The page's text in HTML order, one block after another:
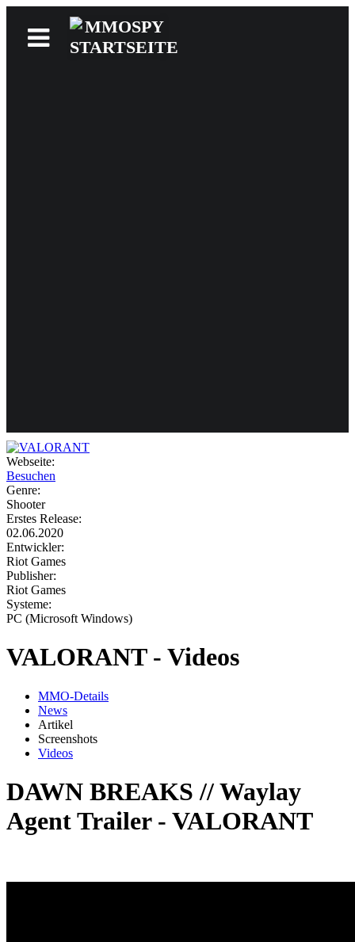
Webseite:
Besuchen
Genre:
Shooter
Erstes Release:
02.06.2020
Entwickler:
Riot Games
Publisher:
Riot Games
Systeme:
PC (Microsoft Windows)
VALORANT - Videos
MMO-Details
News
Artikel
Screenshots
Videos
DAWN BREAKS // Waylay
Agent Trailer - VALORANT